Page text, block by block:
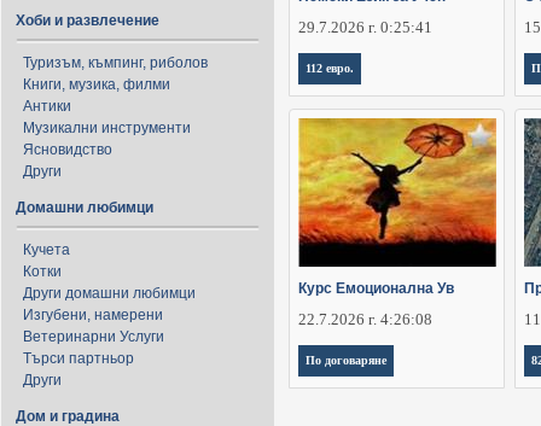
Хоби и развлечение
Туризъм, къмпинг, риболов
Книги, музика, филми
Антики
Музикални инструменти
Ясновидство
Други
Домашни любимци
Кучета
Котки
Други домашни любимци
Изгубени, намерени
Ветеринарни Услуги
Търси партньор
Други
Дом и градина
29.7.2026 г. 0:25:41
112 евро.
Курс Емоционална Ув
22.7.2026 г. 4:26:08
По договаряне